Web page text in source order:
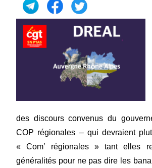
des discours convenus du
COP régionales – qui devraient
« Com’ régionales » tant elles
généralités pour ne pas dire les